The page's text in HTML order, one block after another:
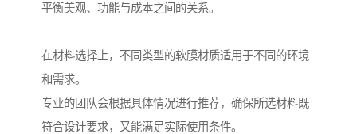
平衡美观、功能与成本之间的关系。
在材料选择上，不同类型的软膜材质适用于不同的环境
和需求。
专业的团队会根据具体情况进行推荐，确保所选材料既
符合设计要求，又能满足实际使用条件。